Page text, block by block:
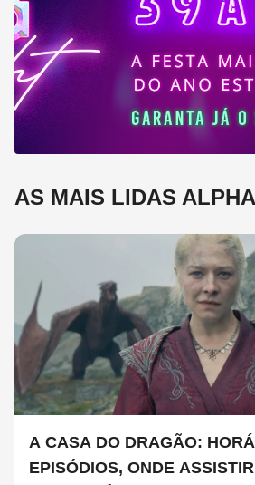
AS MAIS LIDAS
A CASA DO DRAGÃO:
EPISÓDIOS, ONDE